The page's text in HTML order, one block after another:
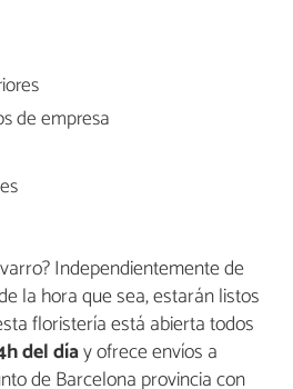
de empresa
Independientemente de
la hora que sea, estarán listos
floristería está abierta todos
del díay ofrece envíos a
de Barcelona provincia con